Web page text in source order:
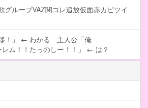
グループVAZ関コレ追放仮面赤カビツイ
！」 ← わかる 主人公「俺
レム！！たっのしー！！」 ← は？